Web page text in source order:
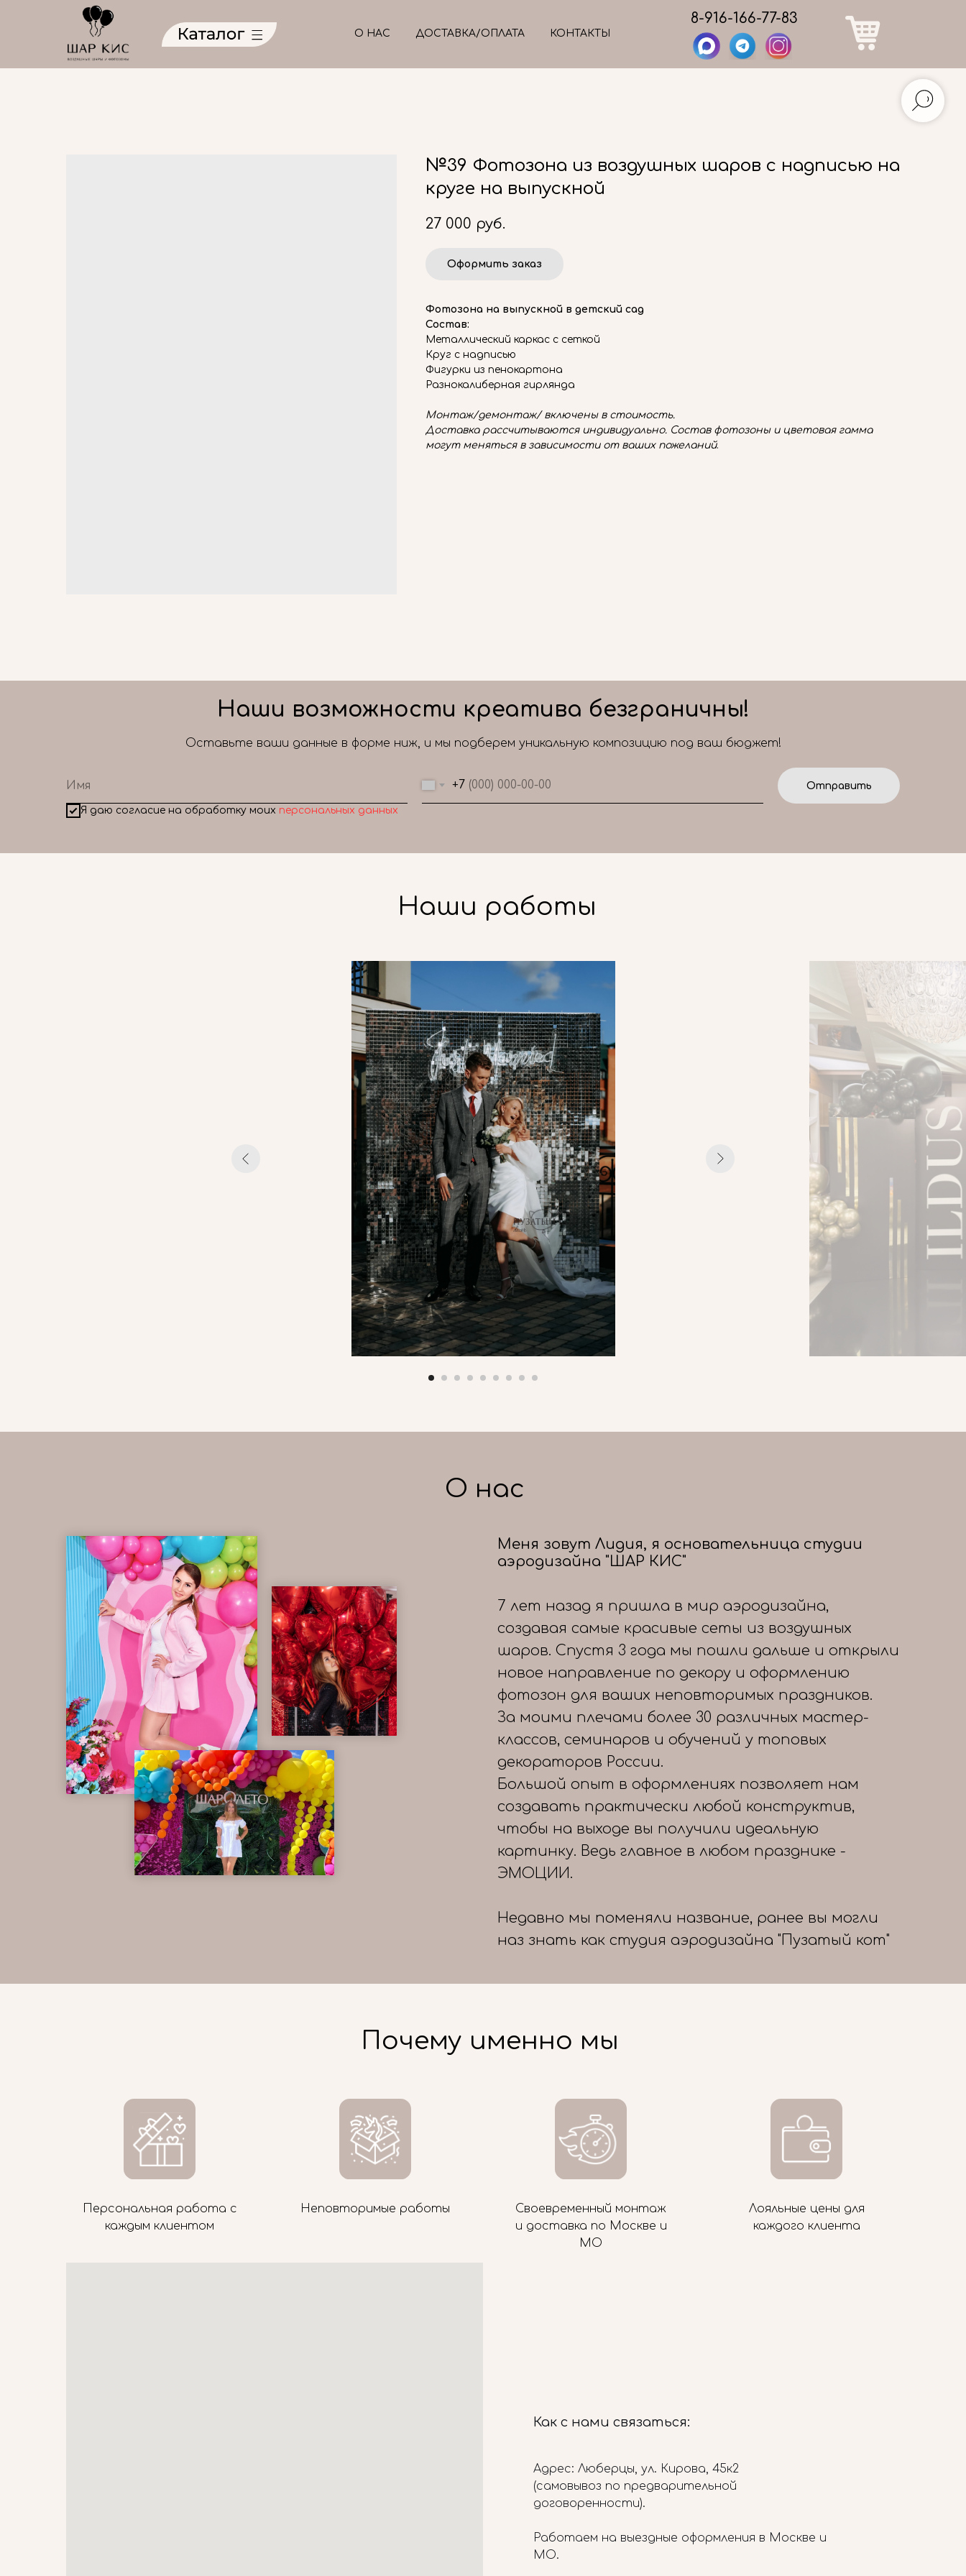
8-916-166-77-83
О НАС ДОСТАВКА/ОПЛАТА КОНТАКТЫ
№39 Фотозона из воздушных шаров с надписью на
круге на выпускной
27 000 руб.
Оформить заказ
Фотозона на выпускной в детский сад
Состав:
Металлический каркас с сеткой
Круг с надписью
Фигурки из пенокартона
Разнокалиберная гирлянда
Монтаж/демонтаж/ включены в стоимость.
Доставка рассчитываются индивидуально. Состав фотозоны и цветовая гамма
могут меняться в зависимости от ваших пожеланий.
+7
Я даю согласие на обработку моих персональных данных
Отправить
Наши возможности креатива безграничны!
Оставьте ваши данные в форме ниж, и мы подберем уникальную композицию под ваш бюджет!
Наши работы
О нас
Меня зовут Лидия, я основательница студии
аэродизайна "ШАР КИС"
7 лет назад я пришла в мир аэродизайна,
создавая самые красивые сеты из воздушных
шаров. Спустя 3 года мы пошли дальше и открыли
новое направление по декору и оформлению
фотозон для ваших неповторимых праздников.
За моими плечами более 30 различных мастер-
классов, семинаров и обучений у топовых
декораторов России.
Большой опыт в оформлениях позволяет нам
создавать практически любой конструктив,
чтобы на выходе вы получили идеальную
картинку. Ведь главное в любом празднике -
ЭМОЦИИ.
Недавно мы поменяли название, ранее вы могли
наз знать как студия аэродизайна "Пузатый кот"
Почему именно мы
Персональная работа с
каждым клиентом
Неповторимые работы
Своевременный монтаж
и доставка по Москве и
МО
Лояльные цены для
каждого клиента
Как с нами связаться:
Адрес: Люберцы, ул. Кирова, 45к2
(самовывоз по предварительной
договоренности).
Работаем на выездные оформления в Москве и
МО.